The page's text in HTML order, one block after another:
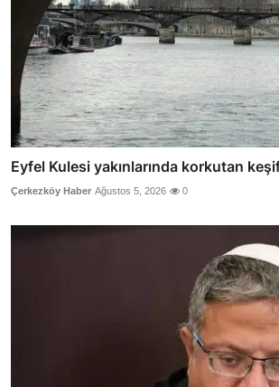
Eyfel Kulesi yakınlarında korkutan
Çerkezköy Haber Ağustos 5, 2026 0